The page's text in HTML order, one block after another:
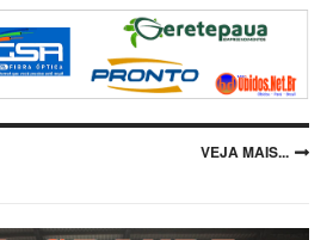
VEJA MAIS...